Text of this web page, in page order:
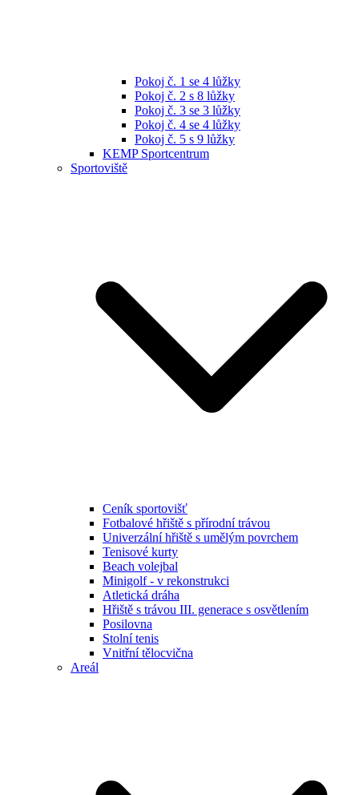
Pokoj č. 1 se 4 lůžky
Pokoj č. 2 s 8 lůžky
Pokoj č. 3 se 3 lůžky
Pokoj č. 4 se 4 lůžky
Pokoj č. 5 s 9 lůžky
KEMP Sportcentrum
Sportoviště
Ceník sportovišť
Fotbalové hřiště s přírodní trávou
Univerzální hřiště s umělým povrchem
Tenisové kurty
Beach volejbal
Minigolf - v rekonstrukci
Atletická dráha
Hřiště s trávou III. generace s osvětlením
Posilovna
Stolní tenis
Vnitřní tělocvična
Areál